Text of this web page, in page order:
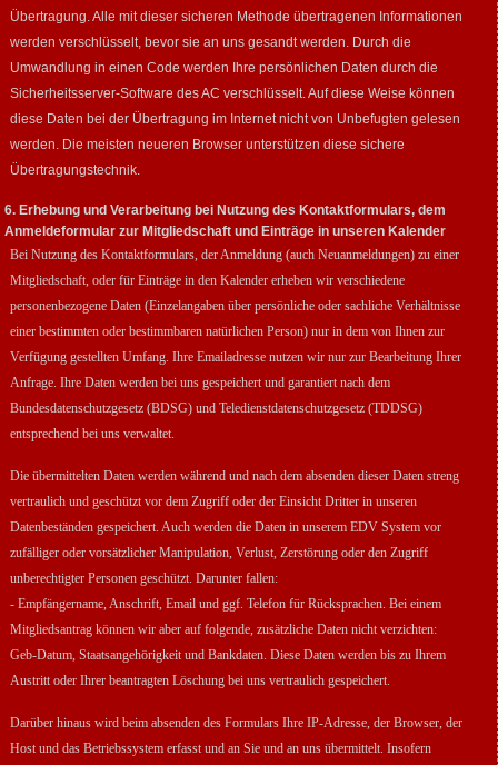
Übertragung. Alle mit dieser sicheren Methode übertragenen Informationen
werden verschlüsselt, bevor sie an uns gesandt werden. Durch die
Umwandlung in einen Code werden Ihre persönlichen Daten durch die
Sicherheitsserver-Software des AC verschlüsselt. Auf diese Weise können
diese Daten bei der Übertragung im Internet nicht von Unbefugten gelesen
werden. Die meisten neueren Browser unterstützen diese sichere
Übertragungstechnik.
6. Erhebung und Verarbeitung bei Nutzung des Kontaktformulars, dem
Anmeldeformular zur Mitgliedschaft und Einträge in unseren Kalender
Bei Nutzung des Kontaktformulars, der Anmeldung (auch Neuanmeldungen) zu einer
Mitgliedschaft, oder für Einträge in den Kalender erheben wir verschiedene
personenbezogene Daten (Einzelangaben über persönliche oder sachliche Verhältnisse
einer bestimmten oder bestimmbaren natürlichen Person) nur in dem von Ihnen zur
Verfügung gestellten Umfang. Ihre Emailadresse nutzen wir nur zur Bearbeitung Ihrer
Anfrage. Ihre Daten werden bei unsgespeichert und garantiert nach dem
Bundesdatenschutzgesetz (BDSG) und Teledienstdatenschutzgesetz (TDDSG)
entsprechend bei uns verwaltet.
Die übermittelten Daten werden während und nach dem absenden dieser Daten streng
vertraulich und geschützt vor dem Zugriff oder der Einsicht Dritter in unseren
Datenbeständen gespeichert. Auch werden die Daten in unserem EDV System vor
zufälliger oder vorsätzlicher Manipulation, Verlust, Zerstörung oder den Zugriff
unberechtigter Personen geschützt. Darunterfallen:
- Empfängername, Anschrift, Email und ggf. Telefon für Rücksprachen. Bei einem
Mitgliedsantrag können wir aber auf folgende, zusätzliche Daten nicht verzichten:
Geb-Datum, Staatsangehörigkeit und Bankdaten. Diese Daten werden bis zu Ihrem
Austritt oder Ihrer beantragten Löschung bei uns vertraulich gespeichert.
Darüber hinaus wird beim absenden des Formulars Ihre IP-Adresse, der Browser, der
Host und das Betriebssystem erfasst und an Sie und an uns übermittelt. Insofern